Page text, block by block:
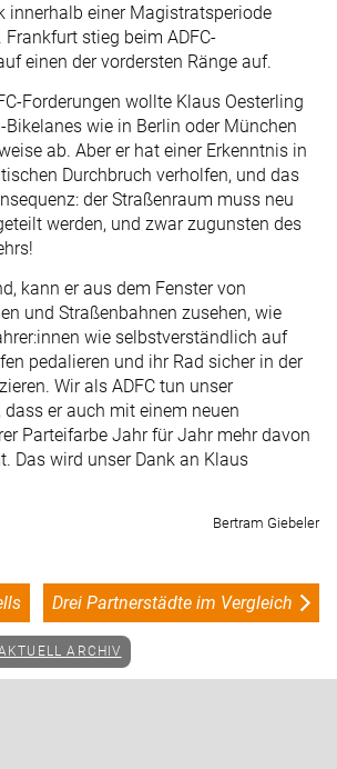
innerhalb einer Magistratsperiode
stieg beim ADFC-
einen der vordersten Ränge auf.
Forderungen wollte Klaus Oesterling
Bikelanes wie in Berlin oder München
ab. Aber er hat einer Erkenntnis in
Durchbruch verholfen, und das
der Straßenraum muss neu
werden, und zwar zugunsten des
kann er aus dem Fenster von
und Straßenbahnen zusehen, wie
wie selbstverständlich auf
pedalieren und ihr Rad sicher in der
Wir als ADFC tun unser
er auch mit einem neuen
Parteifarbe Jahr für Jahr mehr davon
Das wird unser Dank an Klaus
Bertram Giebeler
Drei Partnerstädte im Vergleich
ARCHIV